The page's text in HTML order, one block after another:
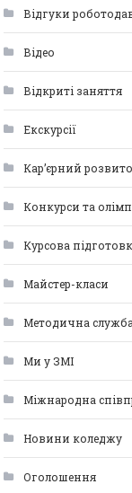
Відгуки
Відео
Відкриті заняття
Екскурсії
Кар’єрний
Конкурси та
Курсова
Майстер-класи
Методична служба
Ми у ЗМІ
Міжнародна
Новини коледжу
Оголошення